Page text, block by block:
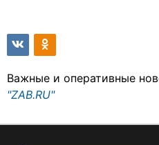
Важные и оперативные
"ZAB.RU"